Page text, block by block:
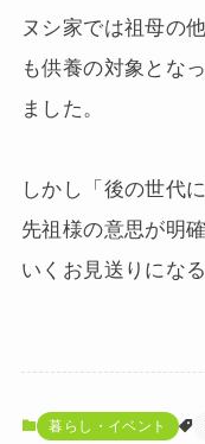
ヌシ家では祖母の
も供養の対象とな
ました。
しかし「後の世代
先祖様の意思が明
いくお見送りにな
暮らし・イベント